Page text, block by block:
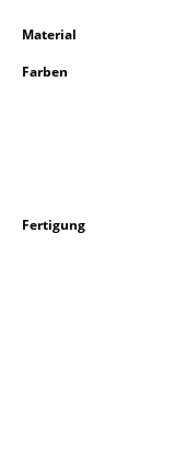
Einzelteile
... alle
Hängeleuchten
Material
Farben
Fertigung